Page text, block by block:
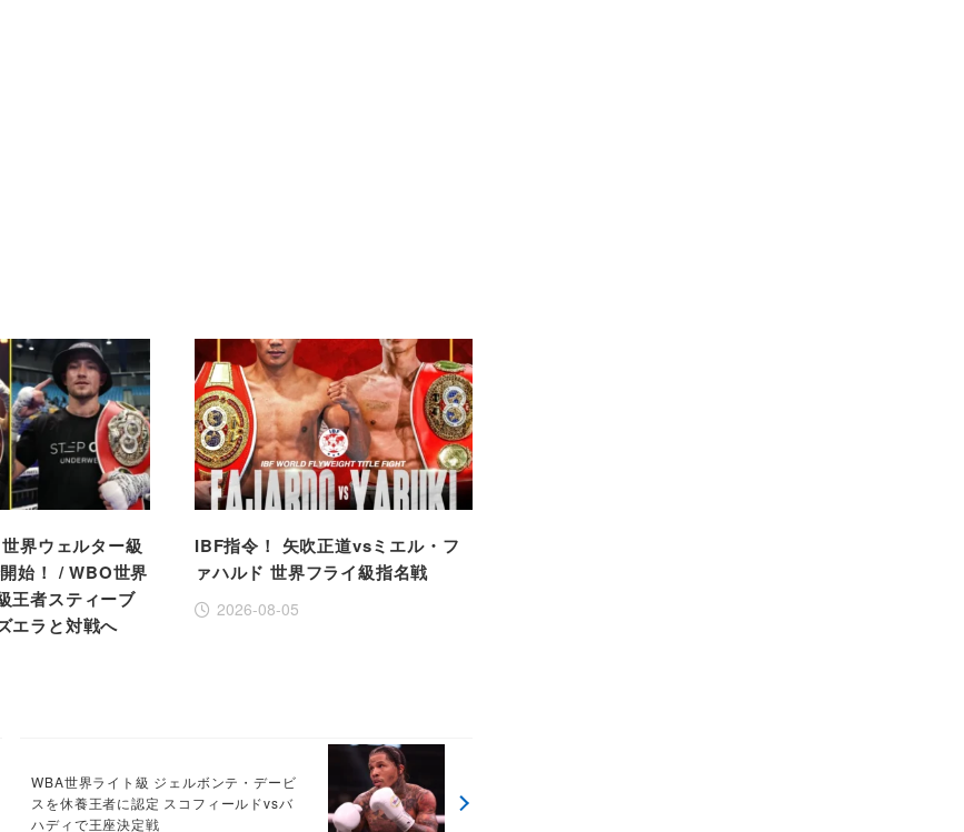
界ウェルター級
始！ / WBO世界
王者スティーブ
エラと対戦へ
IBF指令！ 矢吹正道vsミエル・フ
ァハルド 世界フライ級指名戦
2026-08-05
WBA世界ライト級 ジェルボンテ・デービ
スを休養王者に認定 スコフィールドvsバ
ハディで王座決定戦